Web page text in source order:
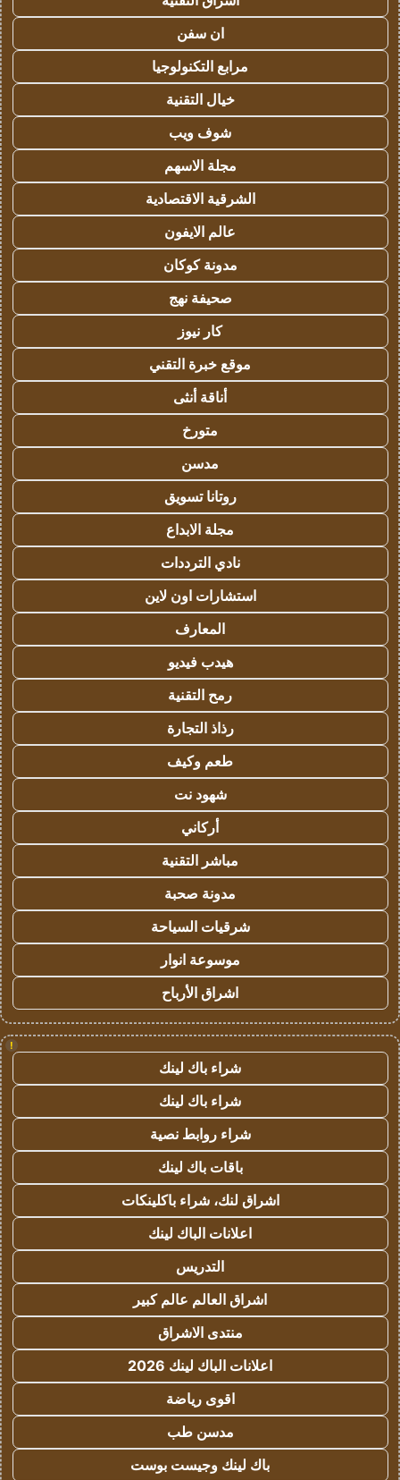
ان سفن
مرابع التكنولوجيا
خيال التقنية
شوف ويب
مجلة الاسهم
الشرقية الاقتصادية
عالم الايفون
مدونة كوكان
صحيفة نهج
كار نيوز
موقع خبرة التقني
أناقة أنثى
متورخ
مدسن
روتانا تسويق
مجلة الابداع
نادي الترددات
استشارات اون لاين
المعارف
هيدب فيديو
رمح التقنية
رذاذ التجارة
طعم وكيف
شهود نت
أركاني
مباشر التقنية
مدونة صحبة
شرقيات السياحة
موسوعة انوار
اشراق الأرباح
!
شراء باك لينك
شراء باك لينك
شراء روابط نصية
باقات باك لينك
اشراق لنك، شراء باكلينكات
اعلانات الباك لينك
التدريس
اشراق العالم عالم كبير
منتدى الاشراق
اعلانات الباك لينك 2026
اقوى رياضة
مدسن طب
باك لينك وجيست بوست